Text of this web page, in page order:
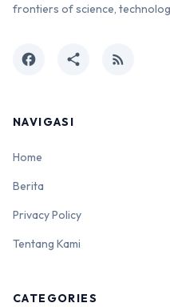
frontiers of science,
facebook share rss_feed
NAVIGASI
Home
Berita
Privacy Policy
Tentang Kami
CATEGORIES